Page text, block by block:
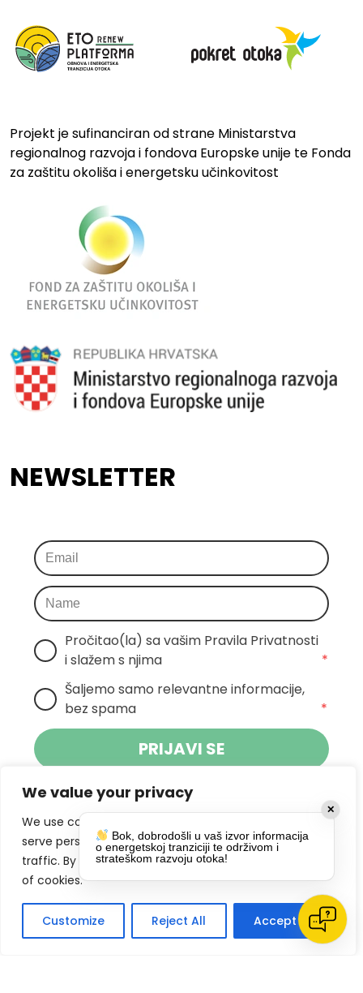
We value your privacy
We use cookies to enhance your browsing experience,
serve personalized ads or content, and analyze our
traffic. By clicking "Accept All", you consent to our use
of cookies.
Customize Reject All Accept All
Projekt je sufinanciran od strane Ministarstva
regionalnog razvoja i fondova Europske unije te Fonda
za zaštitu okoliša i energetsku učinkovitost
NEWSLETTER
Pročitao(la) sa vašim Pravila Privatnosti
i slažem s njima
*
Šaljemo samo relevantne informacije,
bez spama
*
PRIJAVI SE
Klikom na gumb dajete suglasnost za
primanje novosti Pokreta Otoka te se
slažete spolitikom privatnosti.
DRUŠTVENE MREŽE
✕
Bok, dobrodošli u vaš izvor informacija
o energetskoj tranziciji te održivom i
strateškom razvoju otoka!